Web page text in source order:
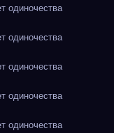
одиночества
одиночества
одиночества
одиночества
одиночества